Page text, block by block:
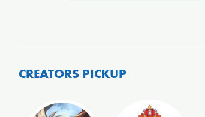
CREATORS PICKUP